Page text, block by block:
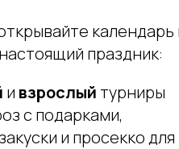
календарь
праздник:
и взрослый турниры
с подарками,
и просекко